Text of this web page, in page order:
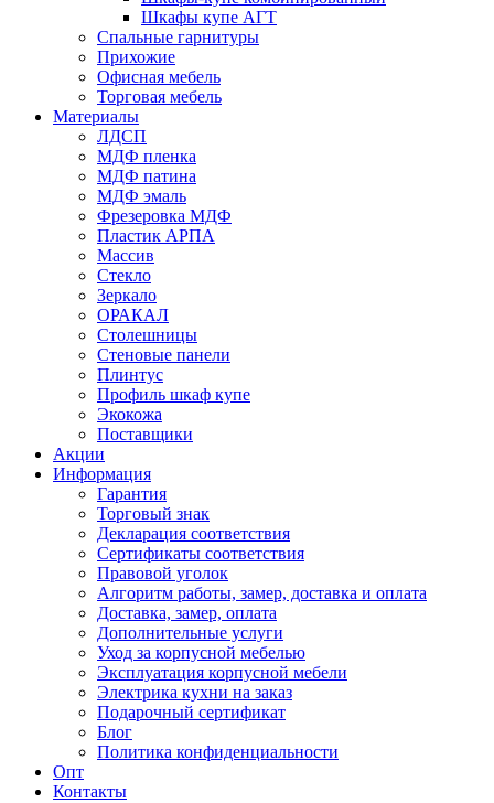
Шкафы купе АГТ
Спальные гарнитуры
Прихожие
Офисная мебель
Торговая мебель
Материалы
ЛДСП
МДФ пленка
МДФ патина
МДФ эмаль
Фрезеровка МДФ
Пластик АРПА
Массив
Стекло
Зеркало
ОРАКАЛ
Столешницы
Стеновые панели
Плинтус
Профиль шкаф купе
Экокожа
Поставщики
Акции
Информация
Гарантия
Торговый знак
Декларация соответствия
Сертификаты соответствия
Правовой уголок
Алгоритм работы, замер, доставка и оплата
Доставка, замер, оплата
Дополнительные услуги
Уход за корпусной мебелью
Эксплуатация корпусной мебели
Электрика кухни на заказ
Подарочный сертификат
Блог
Политика конфиденциальности
Опт
Контакты